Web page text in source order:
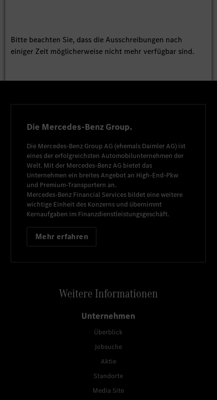
Bitte beachten Sie, dass die Ausschreibungen nach
einiger Zeit möglicherweise nicht mehr verfügbar sind.
Die Mercedes-Benz Group.
Die Mercedes-Benz Group AG (ehemals Daimler AG) ist
eines der erfolgreichsten Automobilunternehmen der
Welt. Mit der Mercedes-Benz AG bietet das
Unternehmen ein breites Angebot an High-End-Pkw
und Premium-Transportern an.
Mercedes-Benz Financial Services bildet eine weitere
wichtige Einheit des Konzerns und übernimmt
Kernaufgaben im Finanzdienstleistungsgeschäft.
Mehr erfahren
Weitere Informationen
Unternehmen
Überblick
Jobsuche
Aktie
Standorte
Media Site